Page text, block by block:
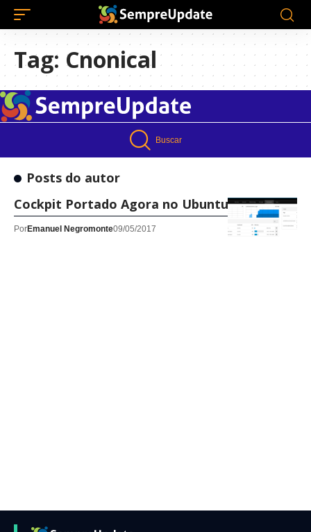
Tag: Cnonical
Buscar
Posts do autor
Cockpit Portado Agora no Ubuntu e Debian
PorEmanuel Negromonte09/05/2017